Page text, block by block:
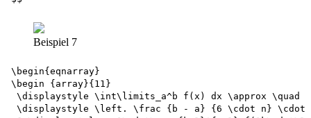
Beispiel 7
\begin{eqnarray}
\begin {array}{11}
\displaystyle \int\limits_a^b f(x) dx \approx \quad
\displaystyle \left. \frac {b - a} {6 \cdot n}